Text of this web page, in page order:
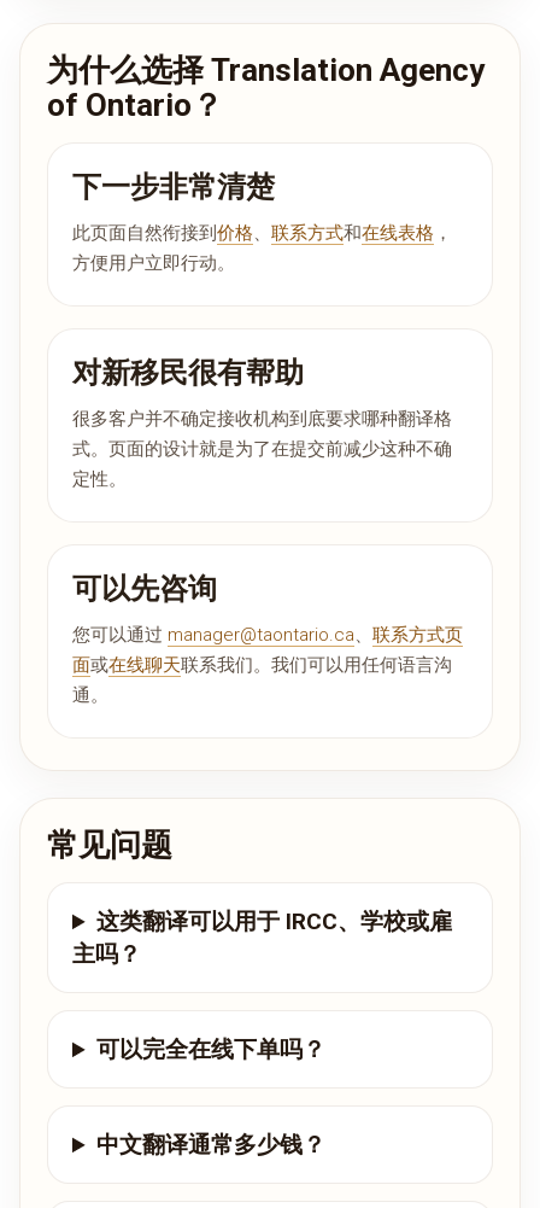
为什么选择 Translation Agency
of Ontario？
下一步非常清楚
此页面自然衔接到 价格、 联系方式和在线表格 ，
方便用户立即行动。
对新移民很有帮助
很多客户并不确定接收机构到底要求哪种翻译格
式。页面的设计就是为了在提交前减少这种不确
定性。
可以先咨询
您可以通过 manager@taontario.ca、 联系方式页
面或在线聊天联系我们。我们可以用任何语言沟
通。
常见问题
这类翻译可以用于 IRCC、学校或雇
主吗？
可以完全在线下单吗？
中文翻译通常多少钱？